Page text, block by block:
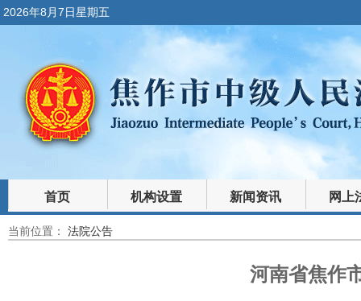
2026年8月7日星期五
首页 机构设置 新闻资讯 网上
裁判文书
当前位置： 法院公告
河南省焦作